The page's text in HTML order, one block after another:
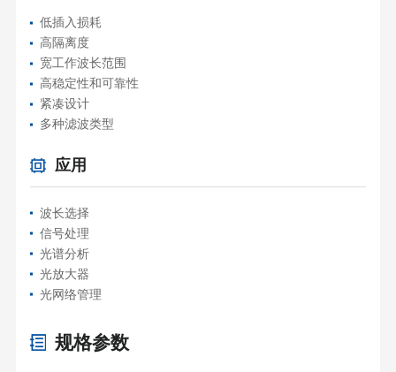
低插入损耗
高隔离度
宽工作波长范围
高稳定性和可靠性
紧凑设计
多种滤波类型
应用
波长选择
信号处理
光谱分析
光放大器
光网络管理
规格参数